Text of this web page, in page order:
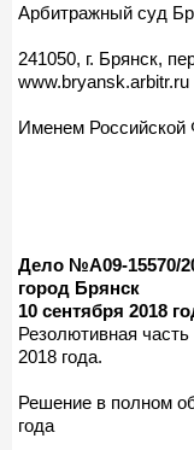
Арбитражный суд
241050, г. Брянск,
www.bryansk.arbitr.ru
Именем Российской
Дело №А09-15570/
город Брянск
10 сентября 2018
Резолютивная
2018 года.
Решение в полном
года